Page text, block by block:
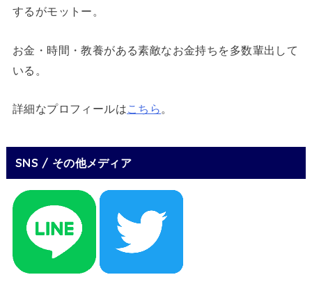
するがモットー。
お金・時間・教養がある素敵なお金持ちを多数輩出して
いる。
詳細なプロフィールはこちら。
SNS / その他メディア